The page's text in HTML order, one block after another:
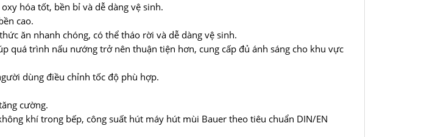
hóa tốt, bền bỉ và dễ dàng vệ sinh.
cao.
ăn nhanh chóng, có thể tháo rời và dễ dàng vệ sinh.
quá trình nấu nướng trở nên thuận tiện hơn, cung cấp đủ ánh sáng cho khu vực
dùng điều chỉnh tốc độ phù hợp.
cường.
khí trong bếp, công suất hút máy hút mùi Bauer theo tiêu chuẩn DIN/EN